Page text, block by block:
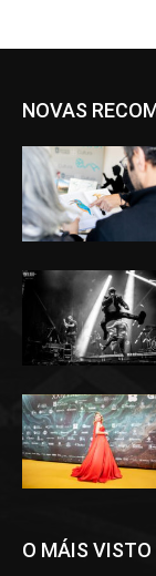
NOVAS
O MÁIS VISTO